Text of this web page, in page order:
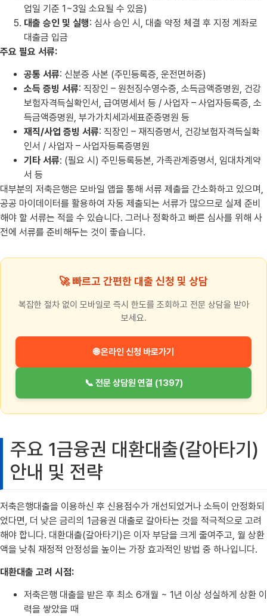
업일 기준 1~3일 소요될 수 있음)
대출 승인 및 실행: 심사 승인 시, 대출 약정 체결 후 지정 계좌로
대출금 입금
주요 필요 서류:
공통 서류: 신분증 사본 (주민등록증, 운전면허증)
소득 증빙 서류: 직장인 – 원천징수영수증, 소득금액증명원, 건강
보험자격득실확인서, 급여명세서 등 / 사업자 – 사업자등록증, 소
득금액증명원, 부가가치세과세표준증명원 등
재직/사업 증빙 서류: 직장인 – 재직증명서, 건강보험자격득실확
인서 / 사업자 – 사업자등록증명원
기타 서류: (필요 시) 주민등록등본, 가족관계증명서, 임대차계약
서 등
대부분의 저축은행은 모바일 앱을 통해 서류 제출을 간소화하고 있으며,
공공 마이데이터를 활용하여 자동 제출되는 서류가 많으므로 실제 준비
해야 할 서류는 적을 수 있습니다. 그러나 정확하고 빠른 심사를 위해 사
전에 서류를 준비해두는 것이 좋습니다.
🚀 빠르고 간편한 대출 신청 및 상담
복잡한 절차 없이 모바일로 즉시 한도를 조회하고 전문 상담을 받아
보세요.
🌐 온라인 신청 바로가기
📞 전문 상담원 연결 (1397)
주요 1금융권 대환대출(갈아타기)
안내 및 전략
저축은행대출을 이용하신 후 신용점수가 개선되었거나 소득이 안정화되
었다면, 더 낮은 금리의 1금융권 대출로 갈아타는 것을 적극적으로 고려
해야 합니다. 대환대출(갈아타기)은 이자 부담을 크게 줄여주고, 월 상환
액을 낮춰 재정적 안정성을 높이는 가장 효과적인 방법 중 하나입니다.
대환대출 고려 시점:
저축은행 대출을 받은 후 최소 6개월 ~ 1년 이상 성실하게 상환 이
력을 쌓았을 때